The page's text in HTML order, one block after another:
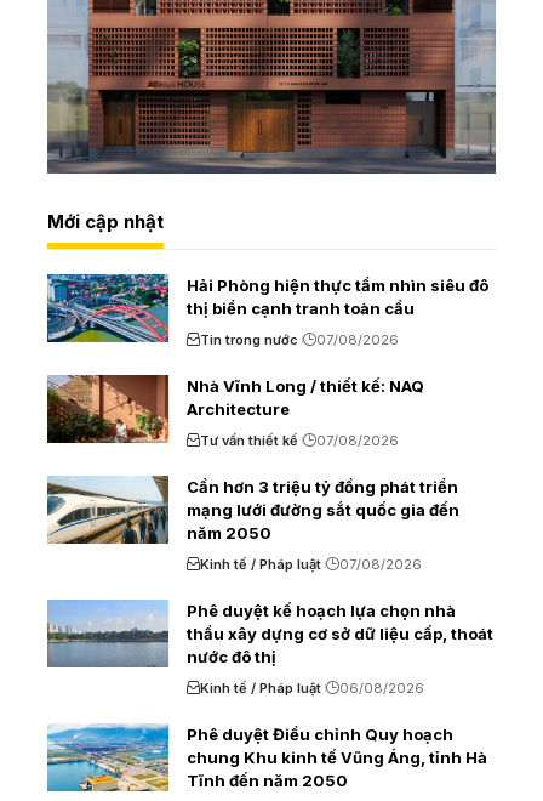
Mới cập nhật
Hải Phòng hiện thực tầm nhìn siêu đô
thị biển cạnh tranh toàn cầu
Tin trong nước 07/08/2026
Nhà Vĩnh Long / thiết kế: NAQ
Architecture
Tư vấn thiết kế 07/08/2026
Cần hơn 3 triệu tỷ đồng phát triển
mạng lưới đường sắt quốc gia đến
năm 2050
Kinh tế / Pháp luật 07/08/2026
Phê duyệt kế hoạch lựa chọn nhà
thầu xây dựng cơ sở dữ liệu cấp, thoát
nước đô thị
Kinh tế / Pháp luật 06/08/2026
Phê duyệt Điều chỉnh Quy hoạch
chung Khu kinh tế Vũng Áng, tỉnh Hà
Tĩnh đến năm 2050